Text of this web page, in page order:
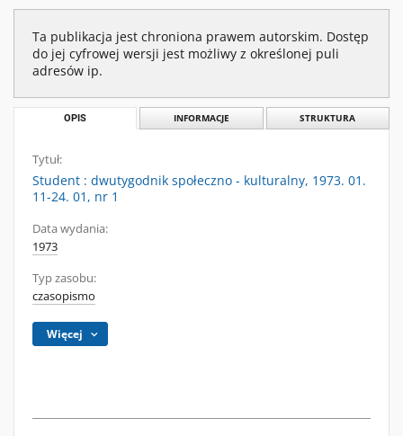
Ta publikacja jest chroniona prawem autorskim. Dostęp
do jej cyfrowej wersji jest możliwy z określonej puli
adresów ip.
OPIS INFORMACJE STRUKTURA
Tytuł:
Student : dwutygodnik społeczno - kulturalny, 1973. 01.
11-24. 01, nr 1
Data wydania:
1973
Typ zasobu:
czasopismo
Więcej